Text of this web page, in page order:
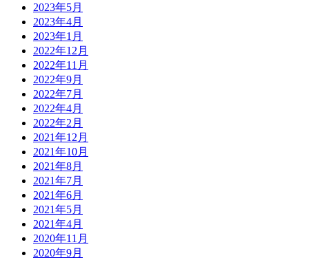
2023年5月
2023年4月
2023年1月
2022年12月
2022年11月
2022年9月
2022年7月
2022年4月
2022年2月
2021年12月
2021年10月
2021年8月
2021年7月
2021年6月
2021年5月
2021年4月
2020年11月
2020年9月